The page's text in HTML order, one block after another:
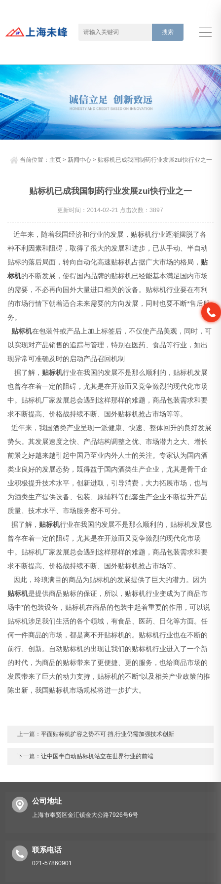
当前位置： 主页 > 新闻中心 > 贴标机已成我国制药行业发展zui快行业之一
贴标机已成我国制药行业发展zui快行业之一
更新时间：2014-02-21 点击次数：3897
近年来，随着我国经济和行业的发展，贴标机行业逐渐摆脱了各
种不利因素和阻碍，取得了很大的发展和进步，已从手动、半自动
贴标的落后局面，转向自动化高速贴标机占据广大市场的格局， 贴
标机的不断发展，使得国内品牌的贴标机已经能基本满足国内市场
的需要，不必再向国外大量进口相关的设备。贴标机行业要在有利
的市场行情下朝着适合未来需要的方向发展，同时也要不断*售后服
务。
贴标机在包装件或产品上加上标签后，不仅使产品美观，同时，可
以实现对产品销售的追踪与管理，特别在医药、食品等行业，如出
现异常可准确及时的启动产品召回机制
据了解， 贴标机行业在我国的发展不是那么顺利的，贴标机发展
也曾存在着一定的阻碍，尤其是在开放而又竞争激烈的现代化市场
中。贴标机厂家发展总会遇到这样那样的难题，商品包装需求和要
求不断提高、价格战持续不断、国外贴标机抢占市场等等。
近年来，我国酒类产业呈现一派健康、快速、整体回升的良好发展
势头。其发展速度之快、产品结构调整之优、市场潜力之大、增长
前景之好越来越引起中国乃至业内外人士的关注。专家认为国内酒
类业良好的发展态势，既得益于国内酒类生产企业，尤其是骨干企
业积极提升技术水平，创新进取，引导消费，大力拓展市场，也与
为酒类生产提供设备、包装、原辅料等配套生产企业不断提升产品
质量、技术水平、市场服务密不可分。
据了解， 贴标机行业在我国的发展不是那么顺利的，贴标机发展也
曾存在着一定的阻碍，尤其是在开放而又竞争激烈的现代化市场
中。贴标机厂家发展总会遇到这样那样的难题，商品包装需求和要
求不断提高、价格战持续不断、国外贴标机抢占市场等。
因此，玲琅满目的商品为贴标机的发展提供了巨大的潜力。因为
贴标机是提供商品贴标的保证，所以，贴标机行业变成为了商品市
场中*的包装设备，贴标机在商品的包装中起着重要的作用，可以说
贴标机涉足我们生活的各个领域，有食品、医药、日化等方面。任
何一件商品的市场，都是离不开贴标机的。贴标机行业也在不断的
前行、创新。自动贴标机的出现让我们的贴标机行业进入了一个新
的时代，为商品的贴标带来了更便捷、更的服务，也给商品市场的
发展带来了巨大的动力支持，贴标机的不断*以及相关产业政策的推
陈出新，我国贴标机市场规模将进一步扩大。
上一篇：平面贴标机扩容之势不可 挡,行业仍需加强技术创新
下一篇：让中国半自动贴标机站立在世界行业的前端
公司地址
上海市奉贤区金汇镇金大公路7926号6号
联系电话
021-57860901